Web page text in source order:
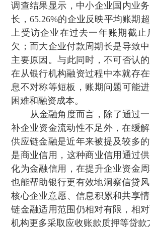
调查结果显示 ，中小企业国内业
长，65.26%的企业反映平均账期超
上受访企业在过去一年账期截止
欠；而大企业付款周期长是导致
主要原因。与此同时，不可否认
在从银行机构融资过程中本就存在
息不对称等短板，账期问题可能
困难和融资成本 。
从金融角度而言 ，除了通过
补企业资金流动性不足外，在缓解
供应链金融是近年来被提及较多的
是商业信用，这种商业信用通过
化为金融信用，在提升企业资金周
也能帮助银行更有效地洞察信贷风
核心企业意愿、信息积累和共享情
链金融适用范围仍相对有限，相对
机构更多采取应收账款质押等贷款方式